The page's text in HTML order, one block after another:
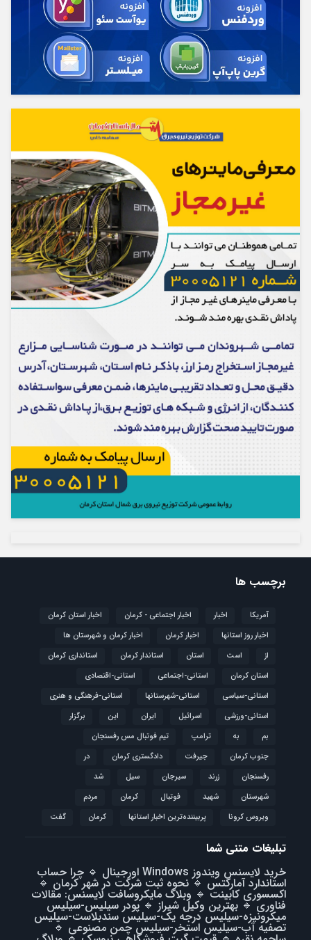
برچسب ها
آمریکا اخبار اخبار اجتماعی - کرمان
اخبار استان کرمان
اخبار روز استانها
اخبار کرمان
اخبار کرمان و شهرستان ها
از
است استان استاندار کرمان
استانداری کرمان
استان کرمان
استانی-اجتماعی
استانی-اقتصادی
استانی-سیاسی
استانی-شهرستانها
استانی-فرهنگی و هنری
استانی-ورزشی
اسرائیل ایران این
برگزار
بم
به ترامپ
تیم فوتبال مس رفسنجان
جنوب کرمان
جیرفت دادگستری کرمان
در
رفسنجان
زرند سیرجان سیل
شد
شهرستان
شهید فوتبال كرمان
مردم
ویروس کرونا
پربیننده‌ترین اخبار استانها کرمان گفت
تبلیغات متنی شما
خرید لایسنس ویندوز Windows اورجینال
🔹 چرا حساب
استاندارد آمارکتس 🔹نحوه ثبت شرکت در شهر کرمان 🔹
اکسسوری کابینت 🔹 وبلاگ مایکروسافت لایسنس: مقالات
فناوری🔹 بهترین وکیل شیراز 🔹پودر سیلیس-سیلیس
میکرونیزه-سیلیس درجه یک-سیلیس سندبلاست-سیلیس
تصفیه آب-سیلیس استخر-سیلیس چمن مصنوعی 🔹